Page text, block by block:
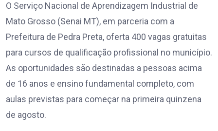
O Serviço Nacional de Aprendizagem Industrial de
Mato Grosso (Senai MT), em parceria com a
Prefeitura de Pedra Preta, oferta 400 vagas gratuitas
para cursos de qualificação profissional no município.
As oportunidades são destinadas a pessoas acima
de 16 anos e ensino fundamental completo, com
aulas previstas para começar na primeira quinzena
de agosto.